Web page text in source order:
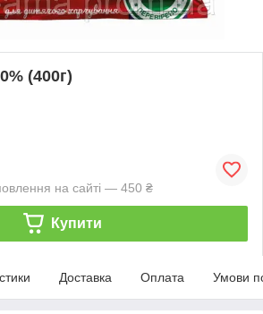
(400г)
на сайті — 450 ₴
Купити
Доставка Оплата Умови